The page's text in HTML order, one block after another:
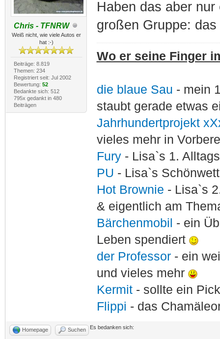
Chris - TFNRW
Weiß nicht, wie viele Autos er
hat :-)
Beiträge: 8.819
Themen: 234
Registriert seit: Jul 2002
Bewertung: 52
Bedankte sich: 512
795x gedankt in 480
Beiträgen
Haben das aber
großen Gruppe:
Wo er seine Finger
die blaue Sau - mein
staubt gerade etwas
Jahrhundertprojekt
vieles mehr in
Fury - Lisa`s 1.
PU - Lisa`s
Hot Brownie - Lisa`s
& eigentlich am
Bärchenmobil - ein
Leben spendiert
der Professor - ein
und vieles mehr
Kermit- sollte ein
Flippi - das
Homepage Suchen Es bedanken sich: